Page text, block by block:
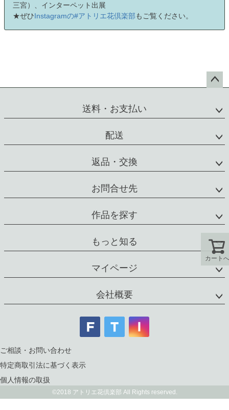
三宮）、インターペット出展
★ぜひInstagramの#アトリエ花倶楽部もご覧ください。
ップ
送料・お支払い
配送
返品・交換
お問合せ先
作品を探す
もっと知る
マイページ
会社概要
ご相談・お問い合わせ
特定商取引法に基づく表示
個人情報の取扱
©2018 アトリエ花倶楽部 All Rights reserved.
カートへ